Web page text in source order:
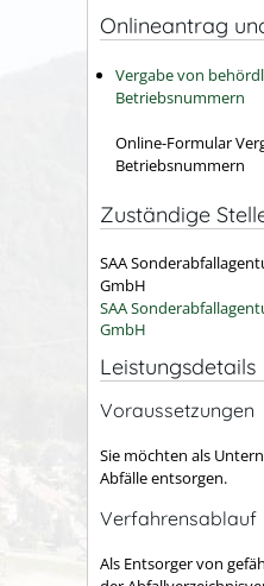
Onlineantrag
Vergabe von
Betriebsnummern
Online-Formular
Betriebsnummern
Zuständige
SAA
GmbH
SAA
GmbH
Leistungsdetails
Voraussetzungen
Sie möchten als
Abfälle entsorgen.
Verfahrensablauf
Als Entsorger von